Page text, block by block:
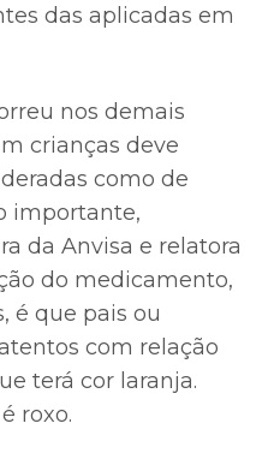
das aplicadas em
nos demais
crianças deve
como de
importante,
da Anvisa e relatora
do medicamento,
é que pais ou
com relação
terá cor laranja.
roxo.